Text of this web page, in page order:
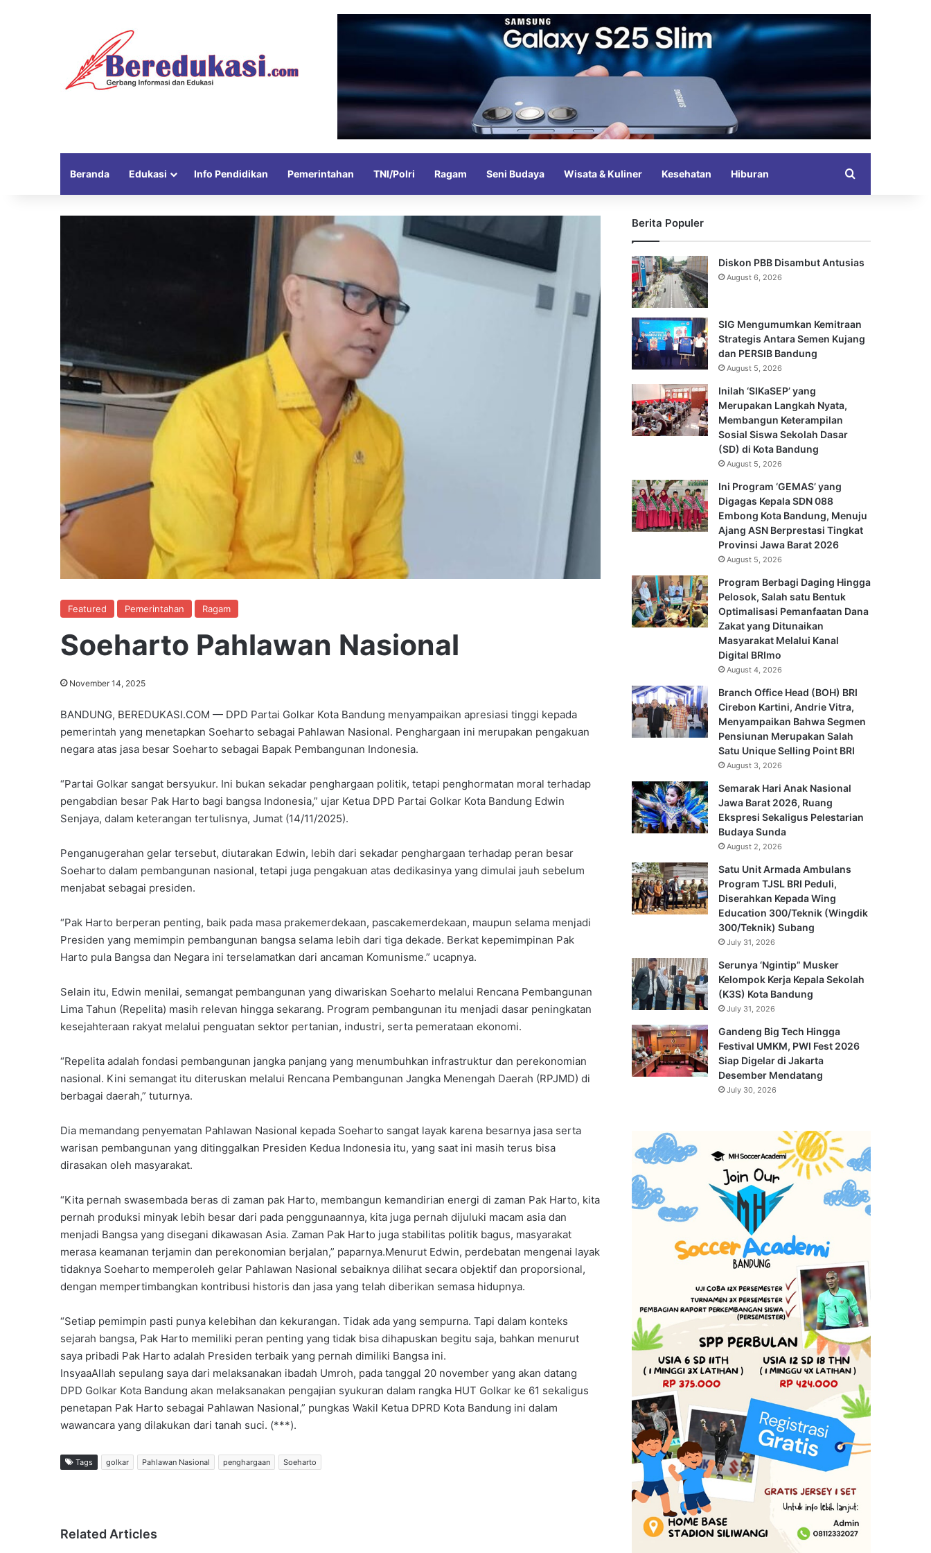
Beranda Edukasi Info Pendidikan Pemerintahan TNI/Polri Ragam Seni Budaya Wisata & Kuliner Kesehatan Hiburan
Featured Pemerintahan Ragam
Soeharto Pahlawan Nasional
November 14, 2025
BANDUNG, BEREDUKASI.COM — DPD Partai Golkar Kota Bandung menyampaikan apresiasi tinggi kepada
pemerintah yang menetapkan Soeharto sebagai Pahlawan Nasional. Penghargaan ini merupakan pengakuan
negara atas jasa besar Soeharto sebagai Bapak Pembangunan Indonesia.
“Partai Golkar sangat bersyukur. Ini bukan sekadar penghargaan politik, tetapi penghormatan moral terhadap
pengabdian besar Pak Harto bagi bangsa Indonesia,” ujar Ketua DPD Partai Golkar Kota Bandung Edwin
Senjaya, dalam keterangan tertulisnya, Jumat (14/11/2025).
Penganugerahan gelar tersebut, diutarakan Edwin, lebih dari sekadar penghargaan terhadap peran besar
Soeharto dalam pembangunan nasional, tetapi juga pengakuan atas dedikasinya yang dimulai jauh sebelum
menjabat sebagai presiden.
“Pak Harto berperan penting, baik pada masa prakemerdekaan, pascakemerdekaan, maupun selama menjadi
Presiden yang memimpin pembangunan bangsa selama lebih dari tiga dekade. Berkat kepemimpinan Pak
Harto pula Bangsa dan Negara ini terselamatkan dari ancaman Komunisme.” ucapnya.
Selain itu, Edwin menilai, semangat pembangunan yang diwariskan Soeharto melalui Rencana Pembangunan
Lima Tahun (Repelita) masih relevan hingga sekarang. Program pembangunan itu menjadi dasar peningkatan
kesejahteraan rakyat melalui penguatan sektor pertanian, industri, serta pemerataan ekonomi.
“Repelita adalah fondasi pembangunan jangka panjang yang menumbuhkan infrastruktur dan perekonomian
nasional. Kini semangat itu diteruskan melalui Rencana Pembangunan Jangka Menengah Daerah (RPJMD) di
berbagai daerah,” tuturnya.
Dia memandang penyematan Pahlawan Nasional kepada Soeharto sangat layak karena besarnya jasa serta
warisan pembangunan yang ditinggalkan Presiden Kedua Indonesia itu, yang saat ini masih terus bisa
dirasakan oleh masyarakat.
“Kita pernah swasembada beras di zaman pak Harto, membangun kemandirian energi di zaman Pak Harto, kita
pernah produksi minyak lebih besar dari pada penggunaannya, kita juga pernah dijuluki macam asia dan
menjadi Bangsa yang disegani dikawasan Asia. Zaman Pak Harto juga stabilitas politik bagus, masyarakat
merasa keamanan terjamin dan perekonomian berjalan,” paparnya.Menurut Edwin, perdebatan mengenai layak
tidaknya Soeharto memperoleh gelar Pahlawan Nasional sebaiknya dilihat secara objektif dan proporsional,
dengan mempertimbangkan kontribusi historis dan jasa yang telah diberikan semasa hidupnya.
“Setiap pemimpin pasti punya kelebihan dan kekurangan. Tidak ada yang sempurna. Tapi dalam konteks
sejarah bangsa, Pak Harto memiliki peran penting yang tidak bisa dihapuskan begitu saja, bahkan menurut
saya pribadi Pak Harto adalah Presiden terbaik yang pernah dimiliki Bangsa ini.
InsyaaAllah sepulang saya dari melaksanakan ibadah Umroh, pada tanggal 20 november yang akan datang
DPD Golkar Kota Bandung akan melaksanakan pengajian syukuran dalam rangka HUT Golkar ke 61 sekaligus
penetapan Pak Harto sebagai Pahlawan Nasional,” pungkas Wakil Ketua DPRD Kota Bandung ini dalam
wawancara yang dilakukan dari tanah suci. (***).
Tags golkar Pahlawan Nasional penghargaan Soeharto
Related Articles
Berita Populer
Diskon PBB Disambut Antusias
August 6, 2026
SIG Mengumumkan Kemitraan
Strategis Antara Semen Kujang
dan PERSIB Bandung
August 5, 2026
Inilah ‘SIKaSEP’ yang
Merupakan Langkah Nyata,
Membangun Keterampilan
Sosial Siswa Sekolah Dasar
(SD) di Kota Bandung
August 5, 2026
Ini Program ‘GEMAS’ yang
Digagas Kepala SDN 088
Embong Kota Bandung, Menuju
Ajang ASN Berprestasi Tingkat
Provinsi Jawa Barat 2026
August 5, 2026
Program Berbagi Daging Hingga
Pelosok, Salah satu Bentuk
Optimalisasi Pemanfaatan Dana
Zakat yang Ditunaikan
Masyarakat Melalui Kanal
Digital BRImo
August 4, 2026
Branch Office Head (BOH) BRI
Cirebon Kartini, Andrie Vitra,
Menyampaikan Bahwa Segmen
Pensiunan Merupakan Salah
Satu Unique Selling Point BRI
August 3, 2026
Semarak Hari Anak Nasional
Jawa Barat 2026, Ruang
Ekspresi Sekaligus Pelestarian
Budaya Sunda
August 2, 2026
Satu Unit Armada Ambulans
Program TJSL BRI Peduli,
Diserahkan Kepada Wing
Education 300/Teknik (Wingdik
300/Teknik) Subang
July 31, 2026
Serunya ‘Ngintip” Musker
Kelompok Kerja Kepala Sekolah
(K3S) Kota Bandung
July 31, 2026
Gandeng Big Tech Hingga
Festival UMKM, PWI Fest 2026
Siap Digelar di Jakarta
Desember Mendatang
July 30, 2026